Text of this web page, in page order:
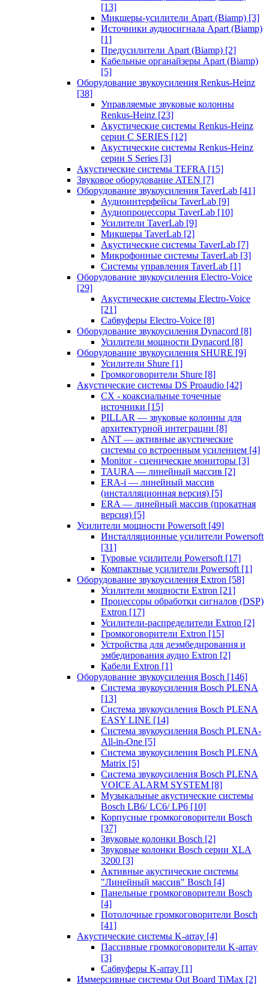
[13]
Микшеры-усилители Apart (Biamp) [3]
Источники аудиосигнала Apart (Biamp)
[1]
Предусилители Apart (Biamp) [2]
Кабельные органайзеры Apart (Biamp)
[5]
Оборудование звукоусиления Renkus-Heinz
[38]
Управляемые звуковые колонны
Renkus-Heinz [23]
Акустические системы Renkus-Heinz
серии C SERIES [12]
Акустические системы Renkus-Heinz
серии S Series [3]
Акустические системы TEFRA [15]
Звуковое оборудование ATEN [7]
Оборудование звукоусиления TaverLab [41]
Аудиоинтерфейсы TaverLab [9]
Аудиопроцессоры TaverLab [10]
Усилители TaverLab [9]
Микшеры TaverLab [2]
Акустические системы TaverLab [7]
Микрофонные системы TaverLab [3]
Системы управления TaverLab [1]
Оборудование звукоусиления Electro-Voice
[29]
Акустические системы Electro-Voice
[21]
Сабвуферы Electro-Voice [8]
Оборудование звукоусиления Dynacord [8]
Усилители мощности Dynacord [8]
Оборудование звукоусиления SHURE [9]
Усилители Shure [1]
Громкоговорители Shure [8]
Акустические системы DS Proaudio [42]
CX - коаксиальные точечные
источники [15]
PILLAR — звуковые колонны для
архитектурной интеграции [8]
ANT — активные акустические
системы со встроенным усилением [4]
Monitor - сценические мониторы [3]
TAURA — линейный массив [2]
ERA-i — линейный массив
(инсталляционная версия) [5]
ERA — линейный массив (прокатная
версия) [5]
Усилители мощности Powersoft [49]
Инсталляционные усилители Powersoft
[31]
Туровые усилители Powersoft [17]
Компактные усилители Powersoft [1]
Оборудование звукоусиления Extron [58]
Усилители мощности Extron [21]
Процессоры обработки сигналов (DSP)
Extron [17]
Усилители-распределители Extron [2]
Громкоговорители Extron [15]
Устройства для деэмбедирования и
эмбедирования аудио Extron [2]
Кабели Extron [1]
Оборудование звукоусиления Bosch [146]
Система звукоусиления Bosch PLENA
[13]
Система звукоусиления Bosch PLENA
EASY LINE [14]
Система звукоусиления Bosch PLENA-
All-in-One [5]
Система звукоусиления Bosch PLENA
Matrix [5]
Система звукоусиления Bosch PLENA
VOICE ALARM SYSTEM [8]
Музыкальные акустические системы
Bosch LB6/ LC6/ LP6 [10]
Корпусные громкоговорители Bosch
[37]
Звуковые колонки Bosch [2]
Звуковые колонки Bosch серии XLA
3200 [3]
Активные акустические системы
"Линейный массив" Bosch [4]
Панельные громкоговорители Bosch
[4]
Потолочные громкоговорители Bosch
[41]
Акустические системы K-array [4]
Пассивные громкоговорители K-array
[3]
Сабвуферы K-array [1]
Иммерсивные системы Out Board TiMax [2]